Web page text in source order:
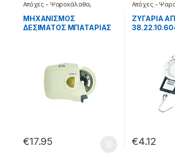
Απόχες - Ψαροκάλαθα,
Μηχανισμοί δεσίματος
ΜΗΧΑΝΙΣΜΟΣ
ΔΕΣΙΜΑΤΟΣ ΜΠΑΤΑΡΙΑΣ
€17.95
Απόχες -
Ζυγαριές
ΖΥΓΑΡΙΑ
€4.12